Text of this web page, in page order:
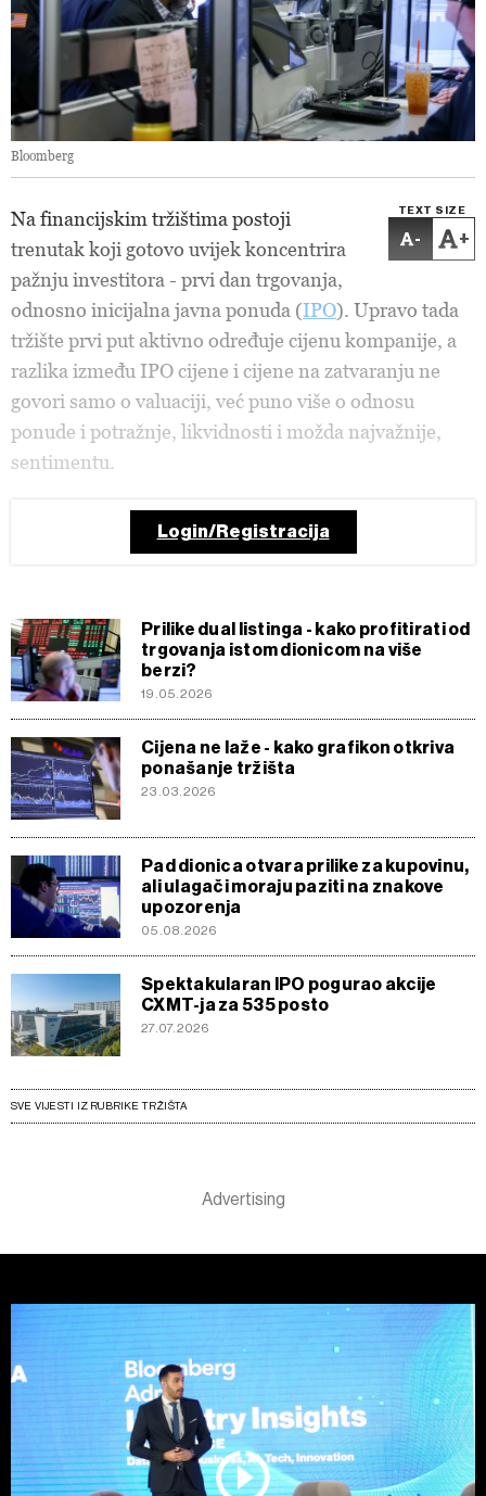
Bloomberg
TEXT SIZE
- +
Na financijskim tržištima postoji
trenutak koji gotovo uvijek koncentrira
pažnju investitora - prvi dan trgovanja,
odnosno inicijalna javna ponuda (IPO). Upravo tada
tržište prvi put aktivno određuje cijenu kompanije, a
razlika između IPO cijene i cijene na zatvaranju ne
govori samo o valuaciji, već puno više o odnosu
ponude i potražnje, likvidnosti i možda najvažnije,
sentimentu.
Login/Registracija
Prilike dual listinga - kako profitirati od
trgovanja istom dionicom na više
berzi?
19.05.2026
Cijena ne laže - kako grafikon otkriva
ponašanje tržišta
23.03.2026
Pad dionica otvara prilike za kupovinu,
ali ulagači moraju paziti na znakove
upozorenja
05.08.2026
Spektakularan IPO pogurao akcije
CXMT-ja za 535 posto
27.07.2026
SVE VIJESTI IZ RUBRIKE TRŽIŠTA